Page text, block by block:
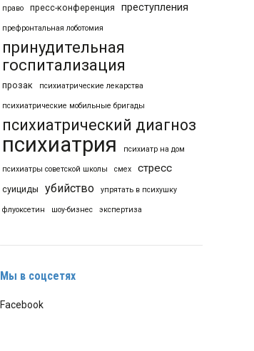
право пресс-конференция преступления
префронтальная лоботомия
принудительная
госпитализация
прозак психиатрические лекарства
психиатрические мобильные бригады
психиатрический диагноз
психиатрия психиатр на дом
психиатры советской школы смех стресс
суициды убийство упрятать в психушку
флуоксетин шоу-бизнес экспертиза
Мы в соцсетях
Facebook